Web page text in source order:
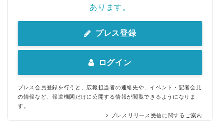
あります。
プレス登録
ログイン
プレス会員登録を行うと、広報担当者の連絡先や、イベント・記者会見
の情報など、報道機関だけに公開する情報が閲覧できるようになりま
す。
プレスリリース受信に関するご案内